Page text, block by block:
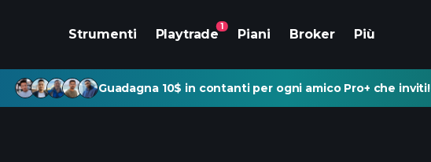
Strumenti Playtrade
1
Piani Broker Più
Guadagna 10$ in contanti per ogni amico Pro+ che inviti!